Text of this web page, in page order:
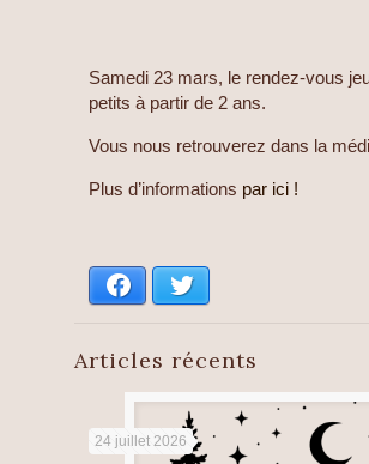
Samedi 23 mars, le rendez-vous
petits à partir de 2 ans.
Vous nous retrouverez dans la
Plus d’informations par ici !
Facebook
Articles récents
24 juillet 2026